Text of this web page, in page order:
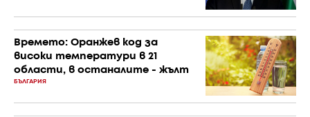
Времето: Оранжев код за
високи температури в 21
области, в останалите - жълт
БЪЛГАРИЯ